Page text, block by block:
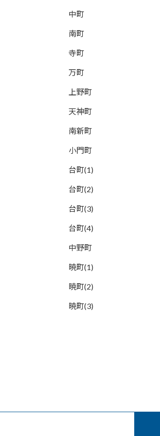
中町
南町
寺町
万町
上野町
天神町
南新町
小門町
台町(1)
台町(2)
台町(3)
台町(4)
中野町
暁町(1)
暁町(2)
暁町(3)